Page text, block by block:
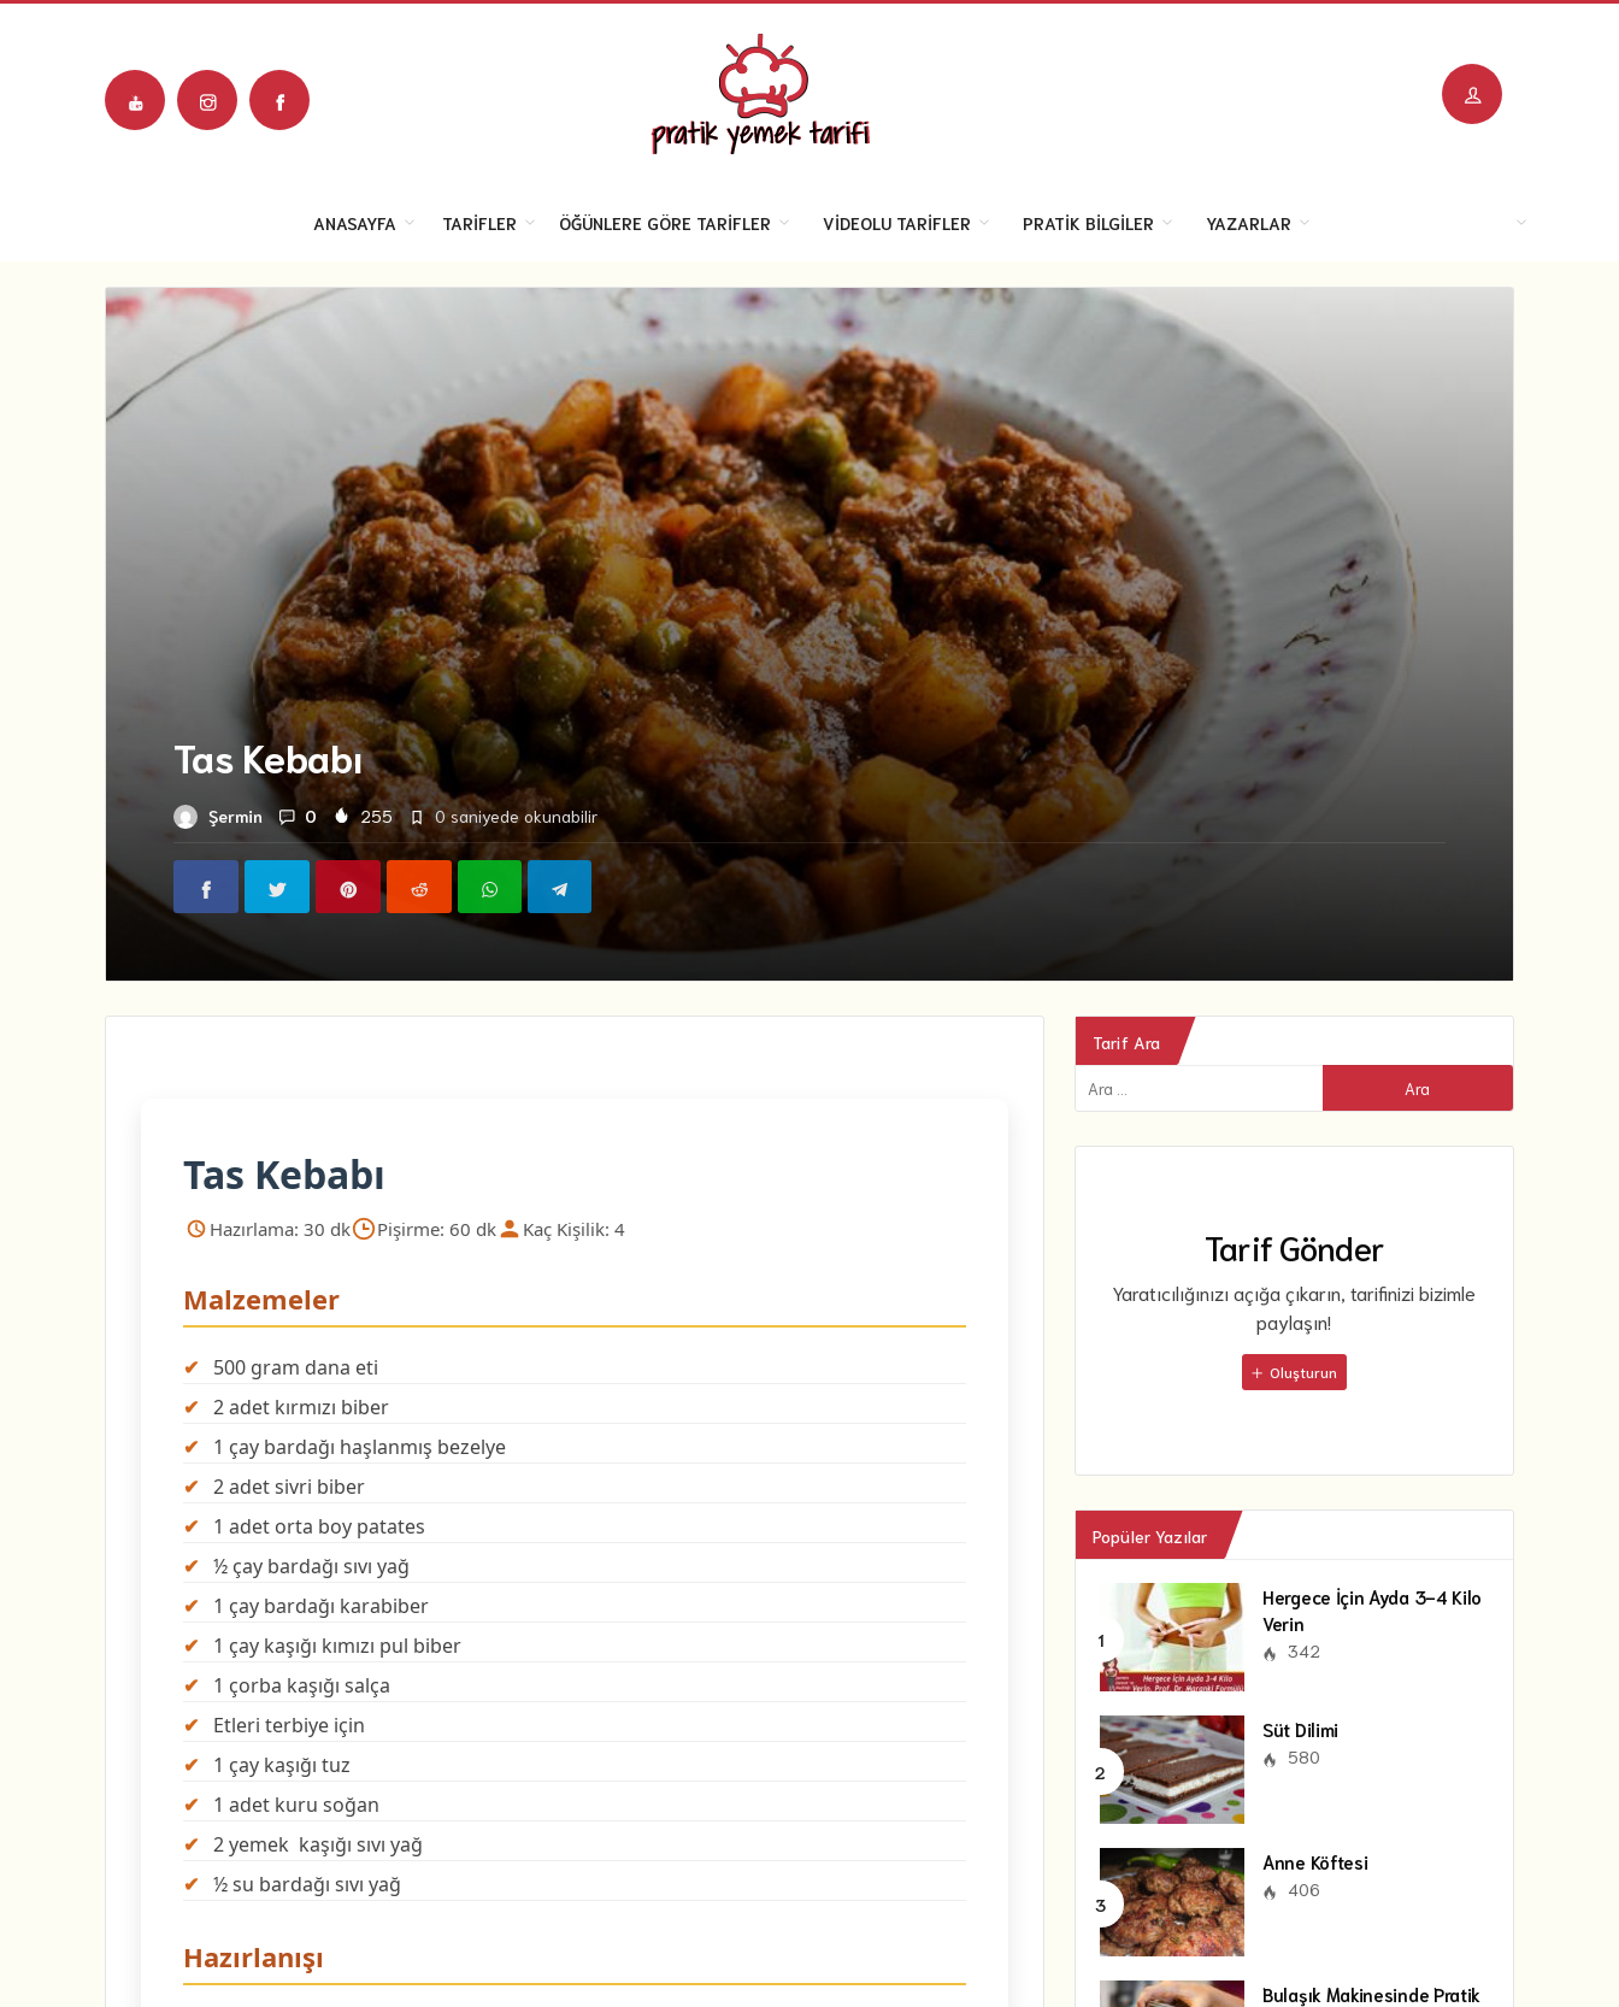
ANASAYFA TARIFLER ÖĞÜNLERE GÖRE TARIFLER VIDEOLU TARIFLER PRATIK BILGILER YAZARLAR
Tas Kebabı
Şermin 0 255 0 saniyede okunabilir
Tas Kebabı
Hazırlama: 30 dk Pişirme: 60 dk Kaç Kişilik: 4
Malzemeler
500 gram dana eti
2 adet kırmızı biber
1 çay bardağı haşlanmış bezelye
2 adet sivri biber
1 adet orta boy patates
½ çay bardağı sıvı yağ
1 çay bardağı karabiber
1 çay kaşığı kımızı pul biber
1 çorba kaşığı salça
Etleri terbiye için
1 çay kaşığı tuz
1 adet kuru soğan
2 yemek kaşığı sıvı yağ
½ su bardağı sıvı yağ
Hazırlanışı
Tarif Ara
Tarif Gönder
Yaratıcılığınızı açığa çıkarın, tarifinizi bizimle
paylaşın!
Oluşturun
Popüler Yazılar
Hergece İçin Ayda 3-4 Kilo
Verin
342
Süt Dilimi
580
Anne Köftesi
406
Bulaşık Makinesinde Pratik